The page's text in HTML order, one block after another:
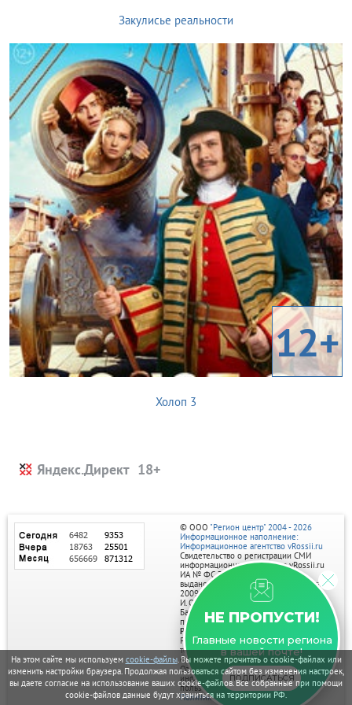
На этом сайте мы используем cookie-файлы. Вы можете прочитать о cookie-файлах или
изменить настройки браузера. Продолжая пользоваться сайтом без изменения настроек,
вы даете согласие на использование ваших cookie-файлов. Все собранные при помощи
cookie-файлов данные будут храниться на территории РФ.
Закулисье реальности
12+
Холоп 3
Яндекс.Директ
НЕ ПРОПУСТИ!
Главные новости региона
в вашей почте!
ПОДПИСАТЬСЯ
© ООО "Регион центр" 2004 - 2026
Информационное наполнение:
Информационное агентство vRossii.ru
Свидетельство о регистрации СМИ
информационного агентства vRossii.ru
ИА № ФС 77‑35502
выдано РОСКОМНАДЗОРом 04 марта
2009г.
И. О. Главного редактора Нарыков А. Н.
Баннеры на портале размещаются на
правах рекламы.
Реклама на портале:
Рекламное агентство "Умный маркетинг"
тел. 7-910-267-70-40,
email: umnyy.marketing@yandex.ru
Отдельные публикации могут содержать
информацию, не предназначенную для
пользователей до 18 лет.
Политика в отношении обработки